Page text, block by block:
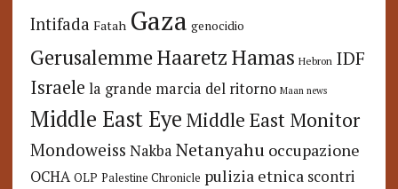
Intifada Fatah Gaza genocidio
GerusalemmeHaaretzHamas Hebron IDF
Israele la grande marcia del ritorno Maan news
Middle East Eye Middle East Monitor
Mondoweiss Nakba Netanyahu occupazione
OCHA OLP Palestine Chronicle pulizia etnica scontri